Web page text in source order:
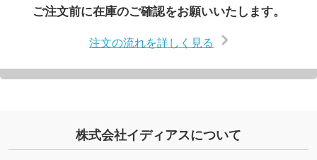
ご注文前に在庫のご確認をお願いいたします。
注文の流れを詳しく見る
株式会社イディアスについて